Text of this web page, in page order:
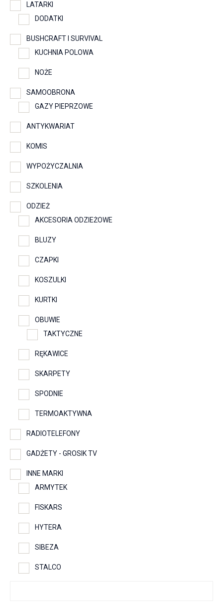
LATARKI
DODATKI
BUSHCRAFT I SURVIVAL
KUCHNIA POLOWA
NOŻE
SAMOOBRONA
GAZY PIEPRZOWE
ANTYKWARIAT
KOMIS
WYPOŻYCZALNIA
SZKOLENIA
ODZIEŻ
AKCESORIA ODZIEŻOWE
BLUZY
CZAPKI
KOSZULKI
KURTKI
OBUWIE
TAKTYCZNE
RĘKAWICE
SKARPETY
SPODNIE
TERMOAKTYWNA
RADIOTELEFONY
GADŻETY - GROSIK TV
INNE MARKI
ARMYTEK
FISKARS
HYTERA
SIBEZA
STALCO